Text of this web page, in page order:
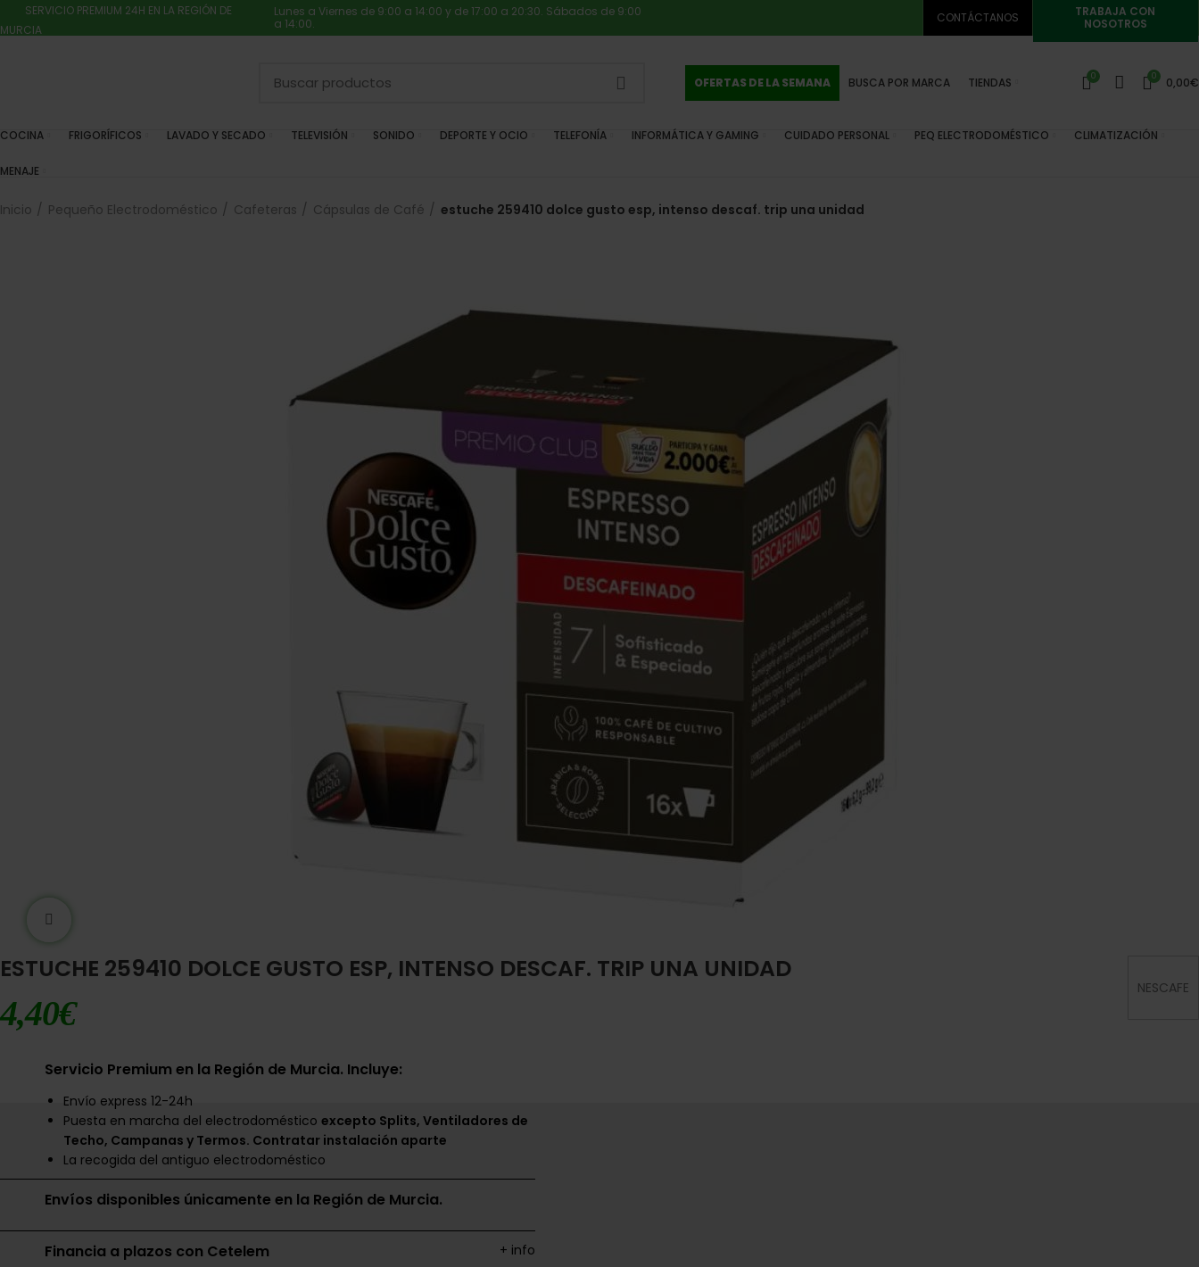
SERVICIO PREMIUM 24H EN LA REGIÓN DE
MURCIA
Lunes a Viernes de 9:00 a 14:00 y de 17:00 a 20:30. Sábados de 9:00
a 14:00.
CONTÁCTANOS
TRABAJA CON
NOSOTROS
OFERTAS DE LA SEMANA BUSCA POR MARCA TIENDAS 0 0 0,00€
COCINA FRIGORÍFICOS LAVADO Y SECADO TELEVISIÓN SONIDO DEPORTE Y OCIO TELEFONÍA INFORMÁTICA Y GAMING CUIDADO PERSONAL PEQ ELECTRODOMÉSTICO CLIMATIZACIÓN
MENAJE
Inicio Pequeño Electrodoméstico Cafeteras Cápsulas de Café estuche 259410 dolce gusto esp, intenso descaf. trip una unidad
NESCAFE
ESTUCHE 259410 DOLCE GUSTO ESP, INTENSO DESCAF. TRIP UNA UNIDAD
4,40€
Servicio Premium en la Región de Murcia. Incluye:
Envío express 12-24h
Puesta en marcha del electrodoméstico excepto Splits, Ventiladores de
Techo, Campanas y Termos. Contratar instalación aparte
La recogida del antiguo electrodoméstico
Envíos disponibles únicamente en la Región de Murcia.
Financia a plazos con Cetelem + info